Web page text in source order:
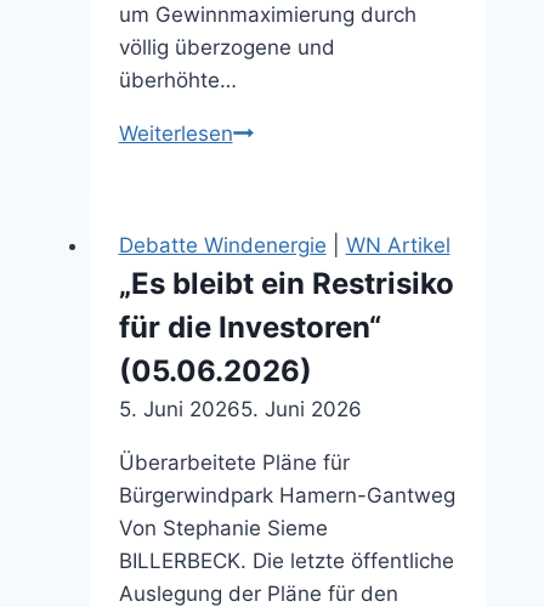
um Gewinnmaximierung durch
völlig überzogene und
überhöhte…
WeiterlesenUnseriöse
Stadtwerke
(04.12.2025)
Debatte Windenergie WN Artikel
„Es bleibt ein Restrisiko
für die Investoren“
(05.06.2026)
5. Juni 20265. Juni 2026
Überarbeitete Pläne für
Bürgerwindpark Hamern-Gantweg
Von Stephanie Sieme
BILLERBECK. Die letzte öffentliche
Auslegung der Pläne für den